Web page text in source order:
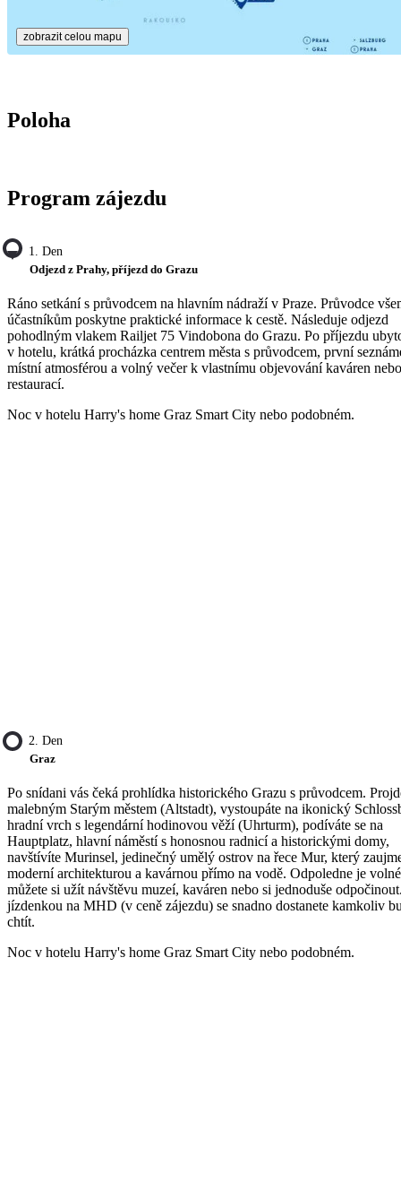
zobrazit celou mapu
Poloha
Program zájezdu
1. Den
Odjezd z Prahy, příjezd do Grazu
Ráno setkání s průvodcem na hlavním nádraží v Praze. Průvodce
účastníkům poskytne praktické informace k cestě. Následuje odjezd
pohodlným vlakem Railjet 75 Vindobona do Grazu. Po příjezdu
v hotelu, krátká procházka centrem města s průvodcem, první
místní atmosférou a volný večer k vlastnímu objevování kaváren nebo
restaurací.
Noc v hotelu Harry's home Graz Smart City nebo podobném.
2. Den
Graz
Po snídani vás čeká prohlídka historického Grazu s průvodcem.
malebným Starým městem (Altstadt), vystoupáte na ikonický
hradní vrch s legendární hodinovou věží (Uhrturm), podíváte se na
Hauptplatz, hlavní náměstí s honosnou radnicí a historickými domy,
navštívíte Murinsel, jedinečný umělý ostrov na řece Mur, který
moderní architekturou a kavárnou přímo na vodě. Odpoledne je
můžete si užít návštěvu muzeí, kaváren nebo si jednoduše
jízdenkou na MHD (v ceně zájezdu) se snadno dostanete kamkoliv
chtít.
Noc v hotelu Harry's home Graz Smart City nebo podobném.